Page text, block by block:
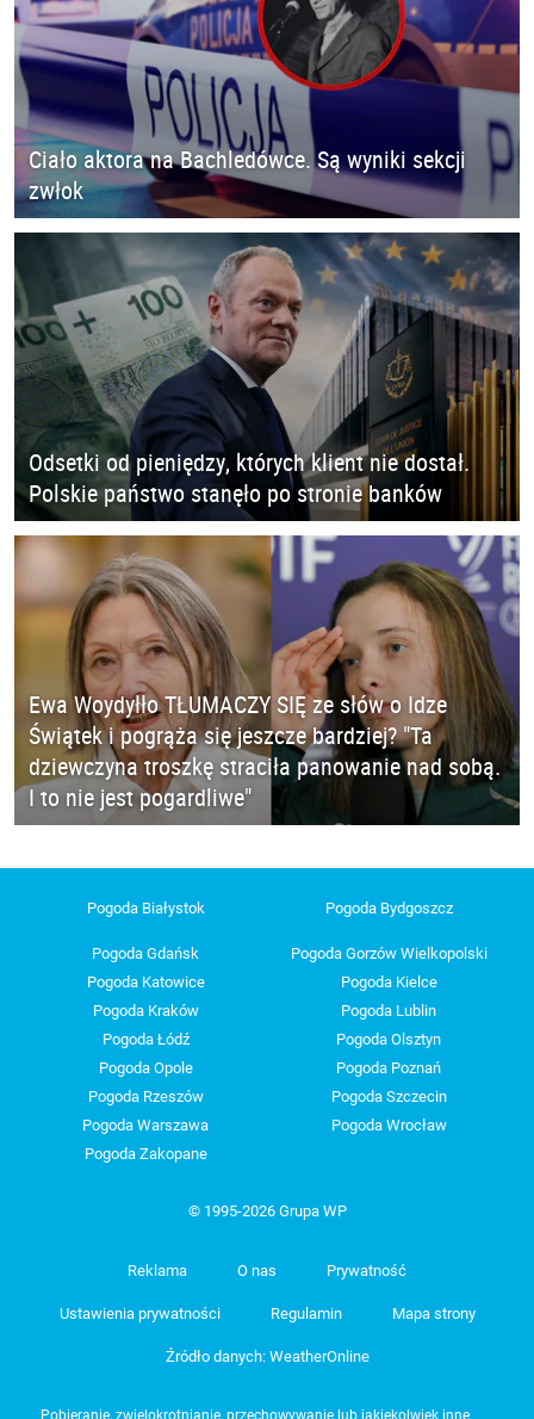
Ciało aktora na Bachledówce. Są wyniki sekcji
zwłok
Odsetki od pieniędzy, których klient nie dostał.
Polskie państwo stanęło po stronie banków
Ewa Woydyłło TŁUMACZY SIĘ ze słów o Idze
Świątek i pogrąża się jeszcze bardziej? "Ta
dziewczyna troszkę straciła panowanie nad sobą.
I to nie jest pogardliwe"
Pogoda Białystok Pogoda Bydgoszcz
Pogoda Gdańsk
Pogoda Gorzów Wielkopolski
Pogoda Katowice
Pogoda Kielce
Pogoda Kraków
Pogoda Lublin
Pogoda Łódź
Pogoda Olsztyn
Pogoda Opole
Pogoda Poznań
Pogoda Rzeszów
Pogoda Szczecin
Pogoda Warszawa
Pogoda Wrocław
Pogoda Zakopane
© 1995-2026 Grupa WP
Reklama O nas Prywatność
Ustawienia prywatności Regulamin Mapa strony
Źródło danych: WeatherOnline
Pobieranie, zwielokrotnianie, przechowywanie lub jakiekolwiek inne